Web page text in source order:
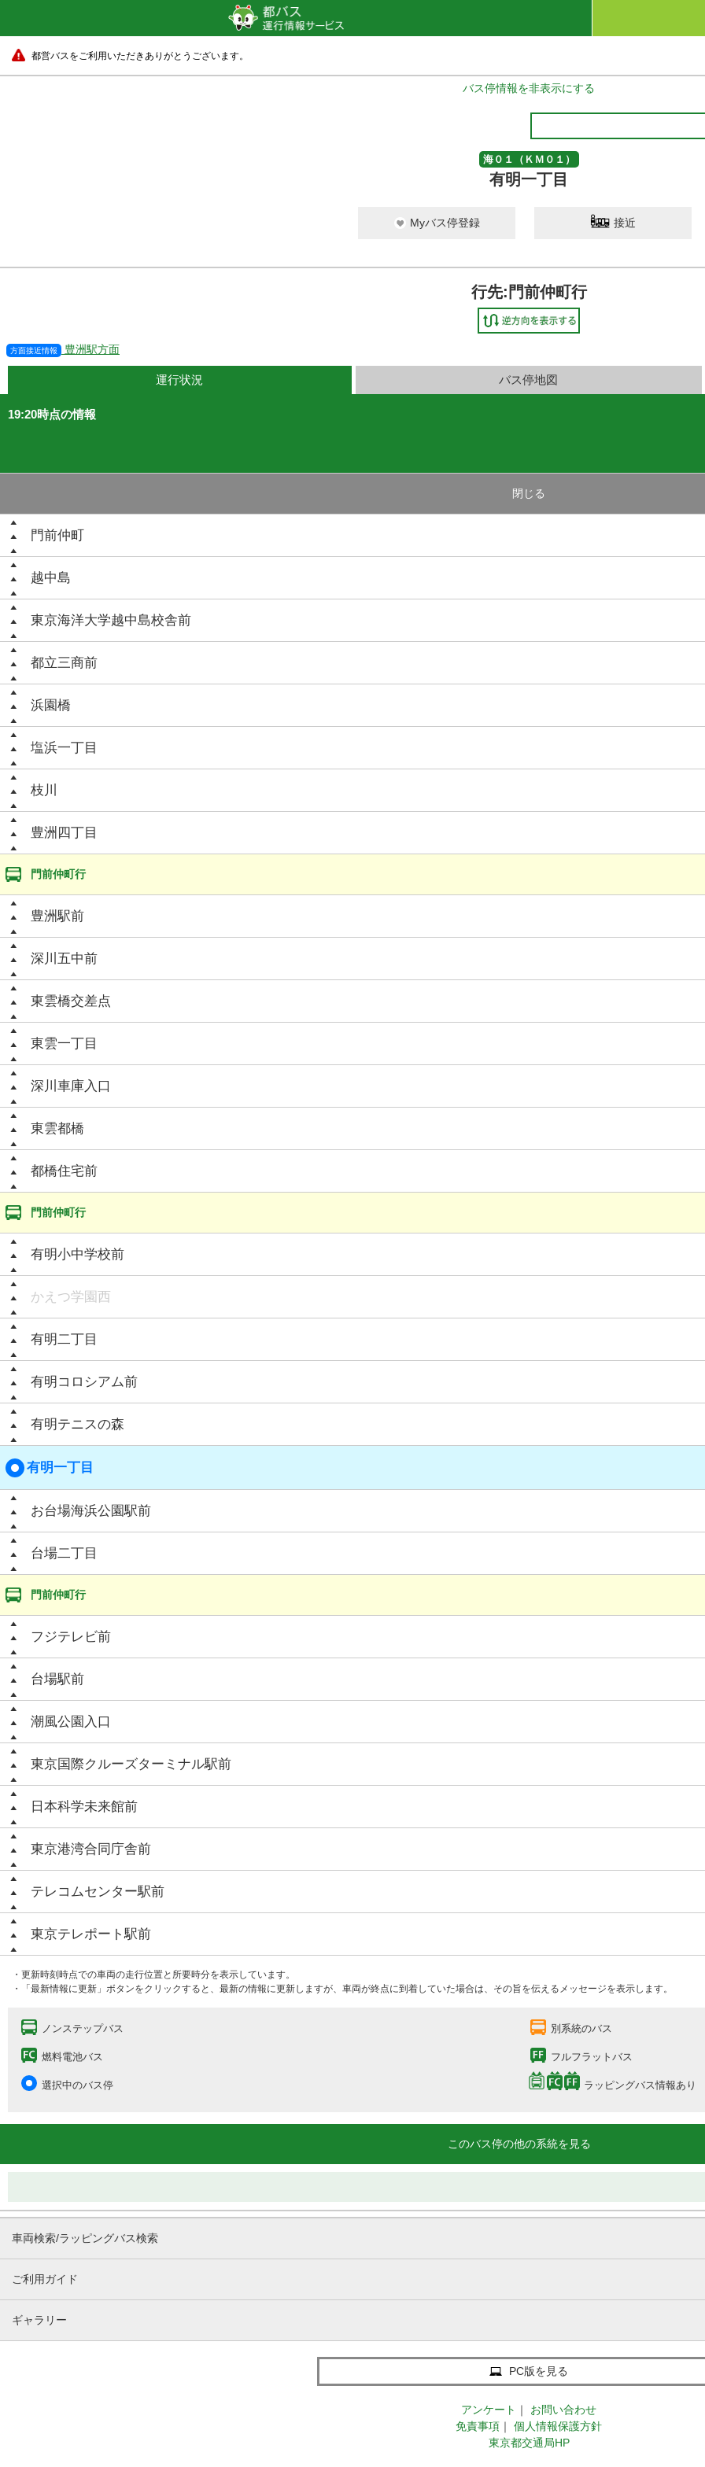
都営バスをご利用いただきありがとうございます。
バス停情報を非表示にする
海０１（ＫＭ０１）
有明一丁目
Myバス停登録 接近
行先:門前仲町行
方面接近情報 豊洲駅方面
運行状況 バス停地図
19:20時点の情報
閉じる
門前仲町
越中島
東京海洋大学越中島校舎前
都立三商前
浜園橋
塩浜一丁目
枝川
豊洲四丁目
門前仲町行
豊洲駅前
深川五中前
東雲橋交差点
東雲一丁目
深川車庫入口
東雲都橋
都橋住宅前
門前仲町行
有明小中学校前
かえつ学園西
有明二丁目
有明コロシアム前
有明テニスの森
有明一丁目
お台場海浜公園駅前
台場二丁目
門前仲町行
フジテレビ前
台場駅前
潮風公園入口
東京国際クルーズターミナル駅前
日本科学未来館前
東京港湾合同庁舎前
テレコムセンター駅前
東京テレポート駅前
・更新時刻時点での車両の走行位置と所要時分を表示しています。
・「最新情報に更新」ボタンをクリックすると、最新の情報に更新しますが、車両が終点に到着していた場合は、その旨を伝えるメッセージを表示します。
ノンステップバス 別系統のバス
燃料電池バス フルフラットバス
選択中のバス停 ラッピングバス情報あり
このバス停の他の系統を見る
車両検索/ラッピングバス検索
ご利用ガイド
ギャラリー
PC版を見る
アンケート ｜
お問い合わせ
免責事項 ｜
個人情報保護方針
東京都交通局HP